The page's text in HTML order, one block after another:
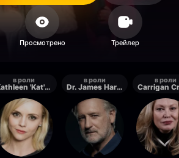
в роли
Kathleen 'Kat' Harvey
в роли
Dr. James Harvey
в роли